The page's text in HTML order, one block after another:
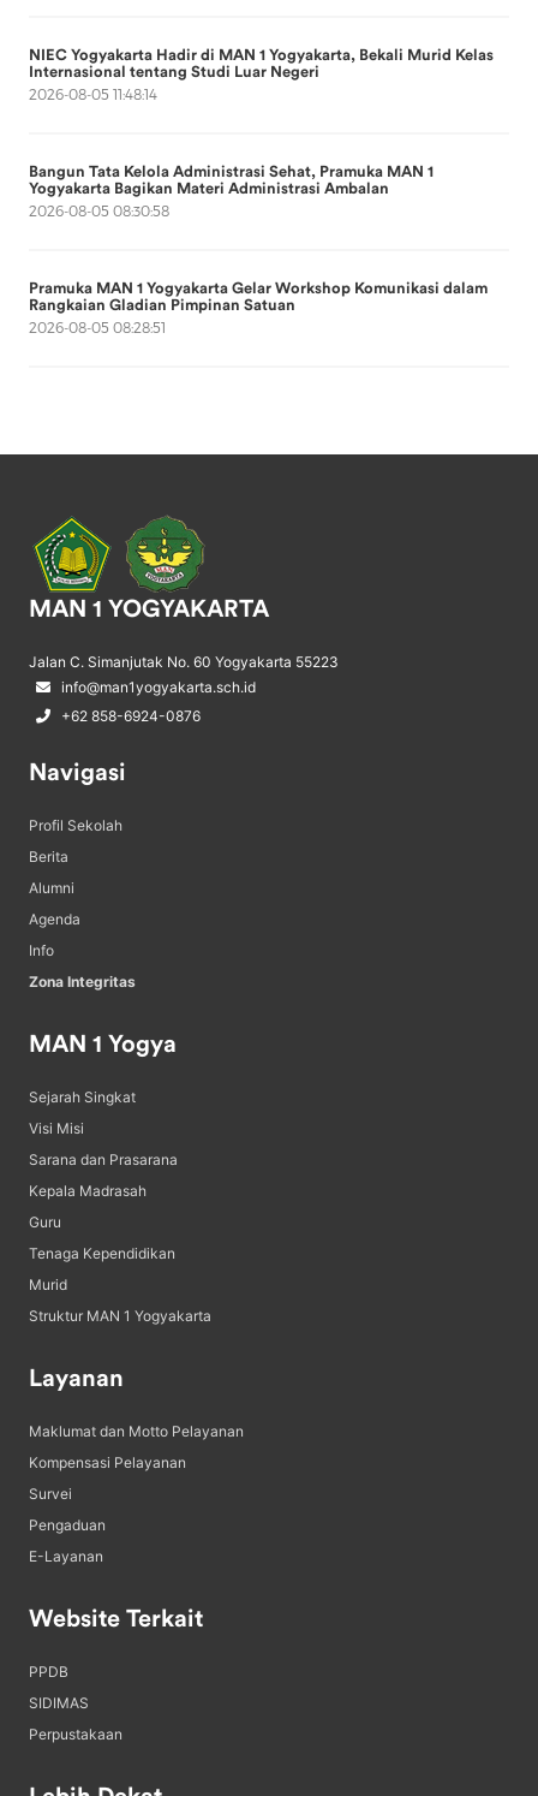
NIEC Yogyakarta Hadir di MAN 1 Yogyakarta, Bekali Murid Kelas
Internasional tentang Studi Luar Negeri
2026-08-05 11:48:14
Bangun Tata Kelola Administrasi Sehat, Pramuka MAN 1
Yogyakarta Bagikan Materi Administrasi Ambalan
2026-08-05 08:30:58
Pramuka MAN 1 Yogyakarta Gelar Workshop Komunikasi dalam
Rangkaian Gladian Pimpinan Satuan
2026-08-05 08:28:51
MAN 1 YOGYAKARTA
Jalan C. Simanjutak No. 60 Yogyakarta 55223
info@man1yogyakarta.sch.id
+62 858-6924-0876
Navigasi
Profil Sekolah
Berita
Alumni
Agenda
Info
Zona Integritas
MAN 1 Yogya
Sejarah Singkat
Visi Misi
Sarana dan Prasarana
Kepala Madrasah
Guru
Tenaga Kependidikan
Murid
Struktur MAN 1 Yogyakarta
Layanan
Maklumat dan Motto Pelayanan
Kompensasi Pelayanan
Survei
Pengaduan
E-Layanan
Website Terkait
PPDB
SIDIMAS
Perpustakaan